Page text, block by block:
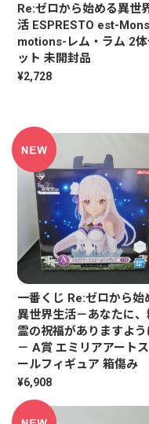
Re:ゼロから始める異世
活 ESPRESTO est-
motions-レム・ラム 2体
ット 未開封品
¥2,728
一番くじ Re:ゼロから始
異世界生活－あなたに
霊の祝福がありますよう
－ A賞 エミリアアート
ールフィギュア 箱傷み
¥6,908